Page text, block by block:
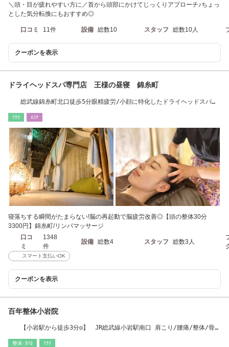
＼頭・目が疲れやすい方に／首から頭部にかけてじっくりアプローチ♪ちょっ
とした気分転換にもおすすめ◎
口コミ 11件 設備 総数10 スタッフ 総数10人
クーポンを表示
ドライヘッドスパ専門店 王様の昼寝 錦糸町
総武線錦糸町北口徒歩5分眼精疲労/小顔に特化したドライヘッドスパ
ﾘﾗｸ ｴｽﾃ
寝落ちする瞬間がたまらない!脳の再起動で脳疲労改善◎【頭の整体30分
3300円】錦糸町/リンパマッサージ
口コ
ミ
1348
件
設備 総数4 スタッフ 総数3人
スマート支払いOK
クーポンを表示
百年整体小岩院
【小岩駅から徒歩3分◎】 JR総武線小岩駅南口 肩こり/腰痛/整体/骨盤
整体･ｶｲﾛ ﾘﾗｸ